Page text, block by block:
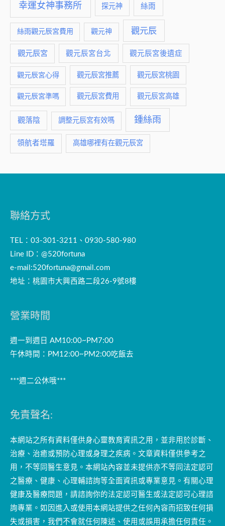
幸運女神事務所 探元神 絲雨
絲雨觀元辰宮費用 觀元神 觀元辰
觀元辰宮 觀元辰宮台北 觀元辰宮後遺症
觀元辰宮心得 觀元辰宮推薦 觀元辰宮桃園
觀元辰宮準嗎 觀元辰宮費用 觀元辰宮高雄
觀落陰 調整元辰宮有效嗎 鍾絲雨
領航者塔羅 高雄哪裡有在觀元辰宮
聯絡方式
TEL：03-301-3211、0930-580-980
Line ID：@520fortuna
e-mail:520fortuna@gmail.com
地址：桃園市大興西路二段26-9號8樓
營業時間
週一到週日 AM10:00~PM7:00
午休時間：PM12:00~PM2:00吃飯去
***週二公休哦***
免責聲名:
本網站之所有資料僅供身心靈教育資訊之用，並非用於診斷、
治療、治癒或預防心理或身理之疾病。文章資料僅供參考之
用，不等同醫生意見。本網站內容並未提供亦不等同法定認可
之醫療、健康、心理輔諮詢等全面資訊或專業意見。有關心理
健康及醫療問題，請諮詢你的法定認可醫生或法定認可心理諮
詢專業。如因進入或使用本網站提供之任何內容而招致任何損
失或損害，我們不會就任何陳述、使用或誤用承擔任何責任。